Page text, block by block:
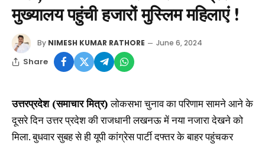
मुख्यालय पहुंची हजारों मुस्लिम महिलाएं !
By NIMESH KUMAR RATHORE June 6, 2024
Share
उत्तरप्रदेश (समाचार मित्र)लोकसभा चुनाव का परिणाम सामने आने के
दूसरे दिन उत्तर प्रदेश की राजधानी लखनऊ में नया नजारा देखने को
मिला. बुधवार सुबह से ही यूपी कांग्रेस पार्टी दफ्तर के बाहर पहुंचकर